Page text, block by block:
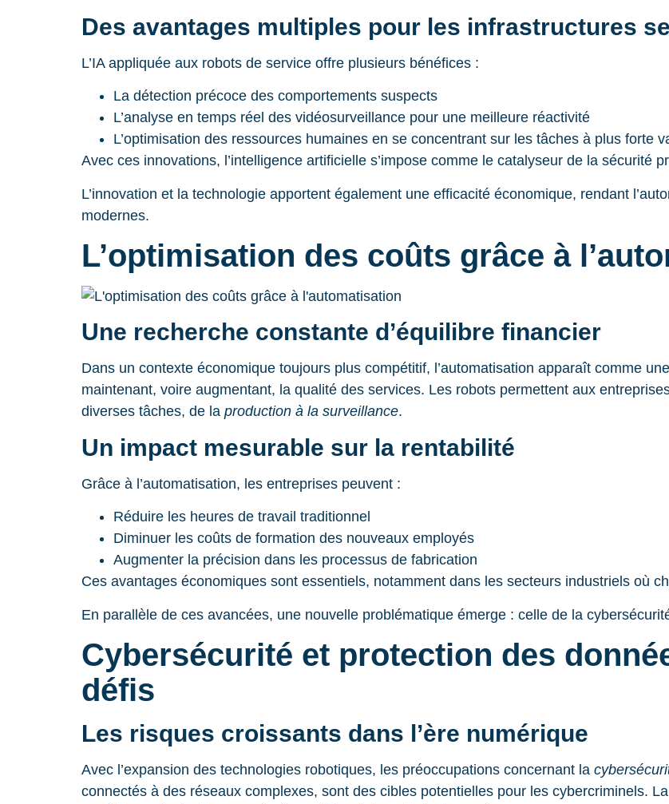
Des avantages multiples pour les infrastructures
L’IA appliquée aux robots de service offre plusieurs bénéfices :
La détection précoce des comportements suspects
L’analyse en temps réel des vidéosurveillance pour une meilleure réactivité
L’optimisation des ressources humaines en se concentrant sur les tâches à plus forte
Avec ces innovations, l’intelligence artificielle s’impose comme le catalyseur de la sécurité
L’innovation et la technologie apportent également une efficacité économique, rendant
modernes.
L’optimisation des coûts grâce à
Une recherche constante d’équilibre financier
Dans un contexte économique toujours plus compétitif, l’automatisation apparaît comme
maintenant, voire augmentant, la qualité des services. Les robots permettent aux
diverses tâches, de la production à la surveillance.
Un impact mesurable sur la rentabilité
Grâce à l’automatisation, les entreprises peuvent :
Réduire les heures de travail traditionnel
Diminuer les coûts de formation des nouveaux employés
Augmenter la précision dans les processus de fabrication
Ces avantages économiques sont essentiels, notamment dans les secteurs industriels où
En parallèle de ces avancées, une nouvelle problématique émerge : celle de la
Cybersécurité et protection des
défis
Les risques croissants dans l’ère numérique
Avec l’expansion des technologies robotiques, les préoccupations concernant la
connectés à des réseaux complexes, sont des cibles potentielles pour les cybercriminels.